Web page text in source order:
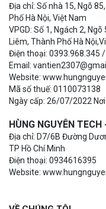
Địa chỉ: Số nhà 15, Ngõ
Phố Hà Nội, Việt Nam
VPGD: Số 1, Ngách 2,
Liêm, Thành Phố Hà
Điện thoại: 0393.968.345
Email:
Website:
Mã số thuế: 0110073138
Ngày cấp: 26/07/2022
HÙNG NGUYÊN
Địa chỉ: D7/6B Đường
TP Hồ Chí Minh
Điện thoại: 0934616395
Website: